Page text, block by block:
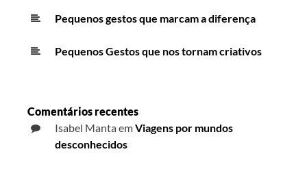
Pequenos gestos que marcam a diferença
Pequenos Gestos que nos tornam criativos
Comentários recentes
Isabel MantaemViagens por mundos
desconhecidos